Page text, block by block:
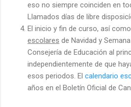
eso no siempre coinciden en
Llamados días de libre
El inicio y fin de curso, así
escolares de Navidad y
Consejería de Educación al
independientemente de que
esos periodos. El calendario
años en el Boletín Oficial de